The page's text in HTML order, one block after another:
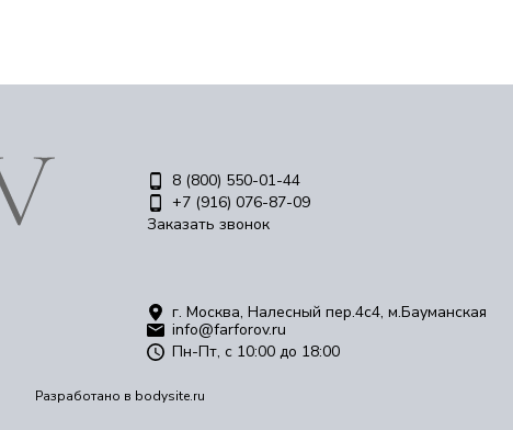
8 (800) 550-01-44
+7 (916) 076-87-09
Заказать звонок
г. Москва, Налесный пер.4c4, м.Бауманская
info@farforov.ru
Пн-Пт, с 10:00 до 18:00
Разработано в bodysite.ru